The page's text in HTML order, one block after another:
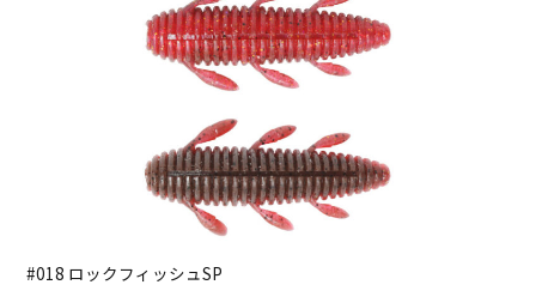
#018 ロックフィッシュSP